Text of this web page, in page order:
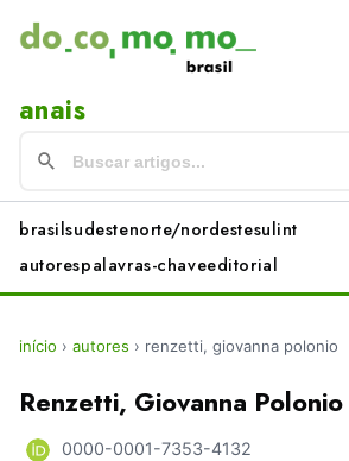
anais
brasilsudestenorte/nordestesulint
autorespalavras-chaveeditorial
início › autores › renzetti, giovanna polonio
Renzetti, Giovanna Polonio
0000-0001-7353-4132